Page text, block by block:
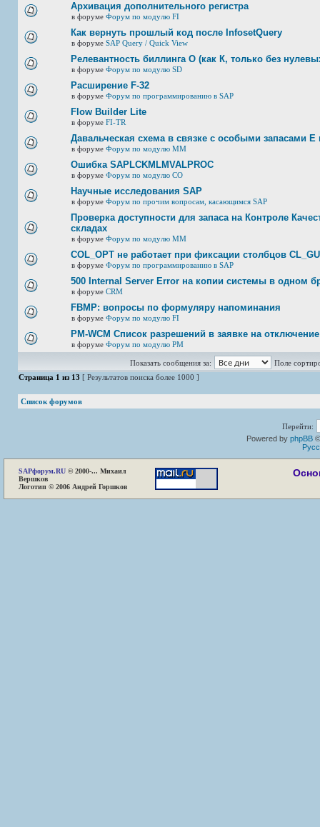
Архивация дополнительного регистра
в форуме Форум по модулю FI
Как вернуть прошлый код после InfosetQuery
в форуме SAP Query / Quick View
Релевантность биллинга О (как К, только без
в форуме Форум по модулю SD
Расширение F-32
в форуме Форум по программированию в SAP
Flow Builder Lite
в форуме FI-TR
Давальческая схема в связке с особыми запасами E
в форуме Форум по модулю ММ
Ошибка SAPLCKMLMVALPROC
в форуме Форум по модулю СО
Научные исследования SAP
в форуме Форум по прочим вопросам, касающимся SAP
Проверка доступности для запаса на Контроле
складах
в форуме Форум по модулю ММ
COL_OPT не работает при фиксации столбцов
в форуме Форум по программированию в SAP
500 Internal Server Error на копии системы в одном
в форуме CRM
FBMP: вопросы по формуляру напоминания
в форуме Форум по модулю FI
PM-WCM Список разрешений в заявке на отключение
в форуме Форум по модулю РМ
Показать сообщения за:
Поле
Страница 1 из 13 [ Результатов поиска более 1000 ]
Список форумов
Перейти:
Powered by phpBB
SAPфорум.RU © 2000-... Михаил
Вершков
Логотип © 2006 Андрей Горшков